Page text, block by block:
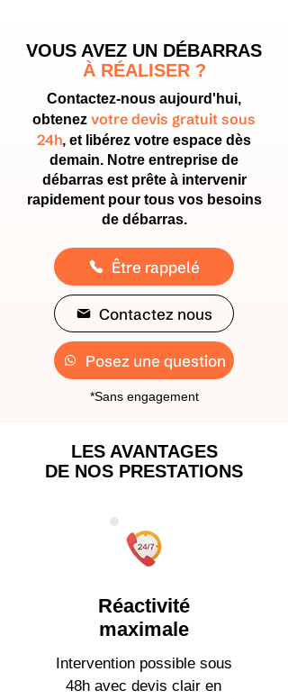
VOUS AVEZ UN DÉBARRAS
À RÉALISER ?
Contactez-nous aujourd'hui,
obtenez votre devis gratuit sous
24h, et libérez votre espace dès
demain. Notre entreprise de
débarras est prête à intervenir
rapidement pour tous vos besoins
de débarras.
Être rappelé
Contactez nous
Posez une question
*Sans engagement
LES AVANTAGES
DE NOS PRESTATIONS
Réactivité
maximale
Intervention possible sous
48h avec devis clair en